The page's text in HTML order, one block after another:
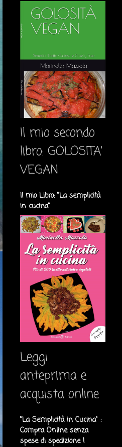
Il mio secondo
libro: GOLOSITA'
VEGAN
Il mio Libro: "La semplicità
in cucina"
Leggi
anteprima e
acquista online
"La Semplicità in Cucina" :
Compra Online senza
spese di spedizione !